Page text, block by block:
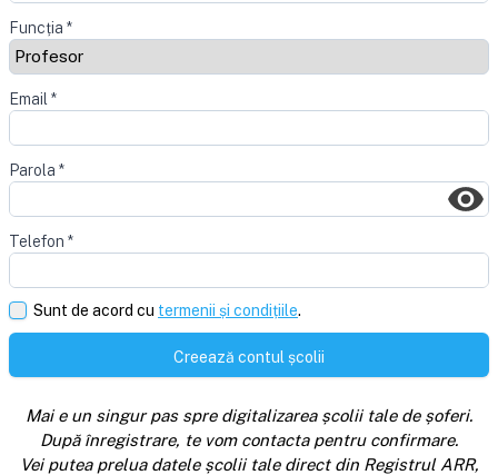
Funcția *
Email *
Parola *
Telefon *
Sunt de acord cu termenii și condițiile.
Creează contul școlii
Mai e un singur pas spre digitalizarea școlii tale de șoferi.
După înregistrare, te vom contacta pentru confirmare.
Vei putea prelua datele școlii tale direct din Registrul ARR,